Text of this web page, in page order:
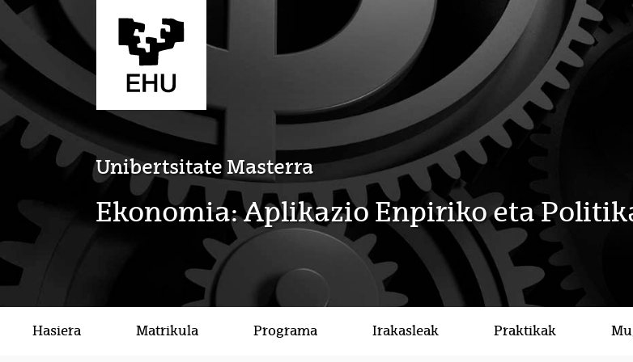
Eduki nagusira joan
Unibertsitate Masterra
Ekonomia: Aplikazio Enpiriko eta
Hasiera Matrikula Programa Irakasleak Praktikak